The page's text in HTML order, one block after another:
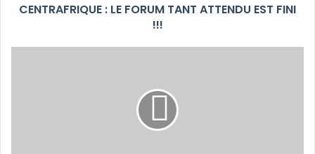
CENTRAFRIQUE : LE FORUM TANT ATTENDU EST FINI
!!!